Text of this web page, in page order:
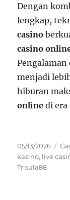
Dengan
lengkap,
casino
casino
Pengalaman
menjadi
hiburan
online di
Posted
on
05/13/2026
kasino, live
Trisula88